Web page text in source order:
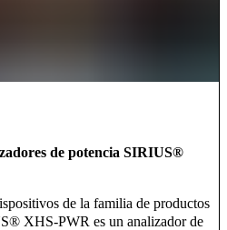
de potencia SIRIUS®
de la familia de productos
XHS-PWR es un analizador de